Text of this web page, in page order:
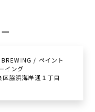
/ ペイント
イング
脇浜海岸通１丁目